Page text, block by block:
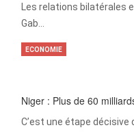
Les relations bilatérales
Gab…
Niger : Plus de 60
C’est une étape
ECONOMIE